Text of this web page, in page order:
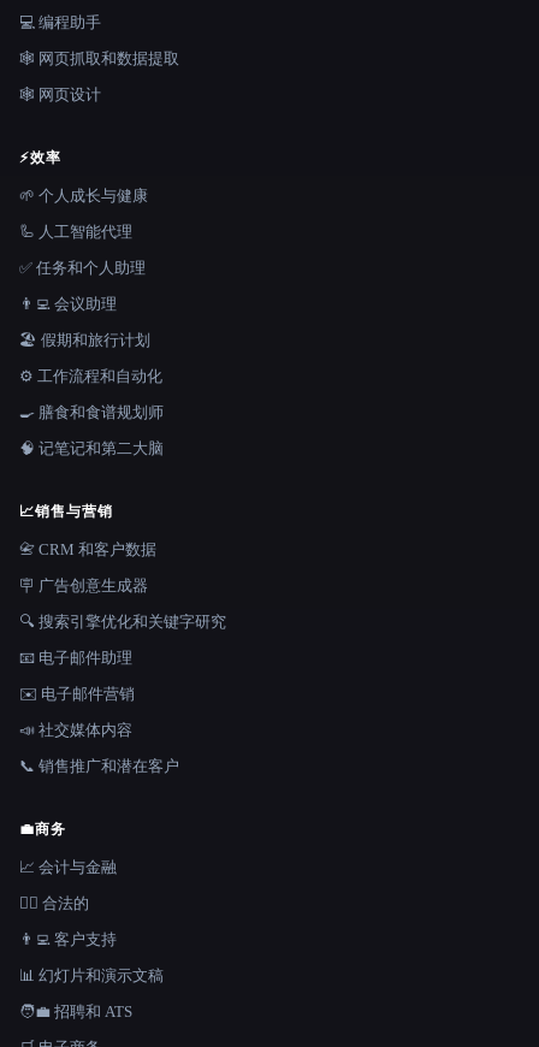
💻 编程助手
🕸️ 网页抓取和数据提取
🕸 网页设计
⚡效率
🌱 个人成长与健康
🦾 人工智能代理
✅ 任务和个人助理
👨‍💻 会议助理
🏖 假期和旅行计划
⚙️ 工作流程和自动化
🍳 膳食和食谱规划师
🧠 记笔记和第二大脑
📈销售与营销
📇 CRM 和客户数据
🪧 广告创意生成器
🔍 搜索引擎优化和关键字研究
📧 电子邮件助理
✉️ 电子邮件营销
📣 社交媒体内容
📞 销售推广和潜在客户
💼商务
📈 会计与金融
👩‍⚖️ 合法的
👨‍💻 客户支持
📊 幻灯片和演示文稿
🧑‍💼 招聘和 ATS